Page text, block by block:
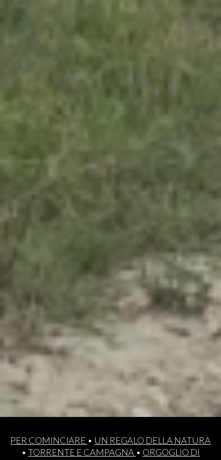
PER COMINCIARE • UN REGALO DELLA NATURA
• TORRENTE E CAMPAGNA • ORGOGLIO DI